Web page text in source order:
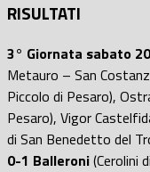
RISULTATI
3° Giornata sabato
Metauro – San
Piccolo di Pesaro),
Pesaro), Vigor
di San Benedetto del
0-1 Balleroni(Cerolini